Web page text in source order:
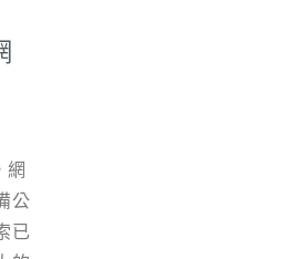
能
關
預
卷
網
公
已